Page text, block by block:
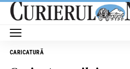
CARICATURĂ